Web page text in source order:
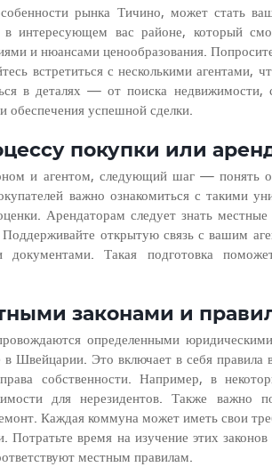
рынка Тичино, может стать
интересующем вас районе, который
и нюансами ценообразования.
встретиться с несколькими агентами,
в деталях — от поиска недвижимости,
обеспечения успешной сделки.
покупки или
и агентом, следующий шаг — понять
важно ознакомиться с такими
Арендаторам следует знать
открытую связь с вашим
документами. Такая подготовка
законами и
определенными
Швейцарии. Это включает в себя правила
собственности. Например, в
для нерезидентов. Также важно
Каждая коммуна может иметь свои
время на изучение этих
местным правилам.